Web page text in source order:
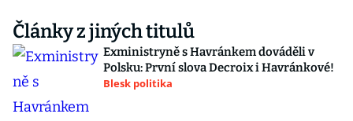
Články z jiných titulů
Exministryně s Havránkem dováděli v
Polsku: První slova Decroix i Havránkové!
Blesk politika